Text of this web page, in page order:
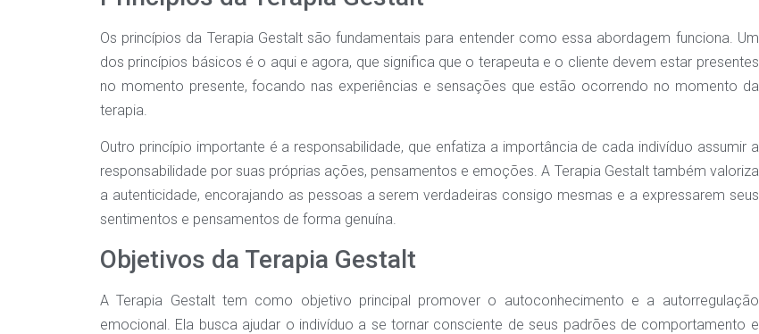
Os princípios da Terapia Gestalt são fundamentais para entender como essa abordagem funciona. Um
dos princípios básicos é o aqui e agora, que significa que o terapeuta e o cliente devem estar presentes
no momento presente, focando nas experiências e sensações que estão ocorrendo no momento da
terapia.
Outro princípio importante é a responsabilidade, que enfatiza a importância de cada indivíduo assumir a
responsabilidade por suas próprias ações, pensamentos e emoções. A Terapia Gestalt também valoriza
a autenticidade, encorajando as pessoas a serem verdadeiras consigo mesmas e a expressarem seus
sentimentos e pensamentos de forma genuína.
Objetivos da Terapia Gestalt
A Terapia Gestalt tem como objetivo principal promover o autoconhecimento e a autorregulação
emocional. Ela busca ajudar o indivíduo a se tornar consciente de seus padrões de comportamento e